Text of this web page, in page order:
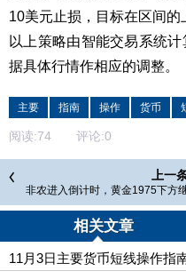
10美元止损，目标在区间的
以上策略由智能交易系统
据具体行情作相应的调整。
主要 指南 操作 货币
阅读:74 评论:0
上一
非农进入倒计时，黄金1975下方
续
相关文章
11月3日主要货币短线操作指